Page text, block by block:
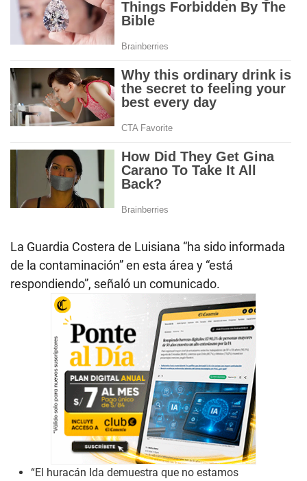
La Guardia Costera de Luisiana “ha sido informada
de la contaminación” en esta área y “está
respondiendo”, señaló un comunicado.
“El huracán Ida demuestra que no estamos